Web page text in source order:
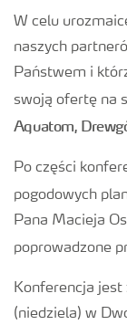
W celu
naszych
Państwem i
swoją ofertę na
Aquatom,
Po części
pogodowych
Pana Macieja
poprowadzone
Konferencja
(niedziela) w